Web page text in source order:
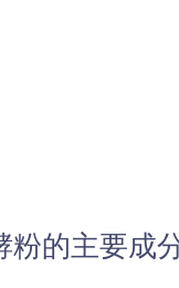
粉的主要成